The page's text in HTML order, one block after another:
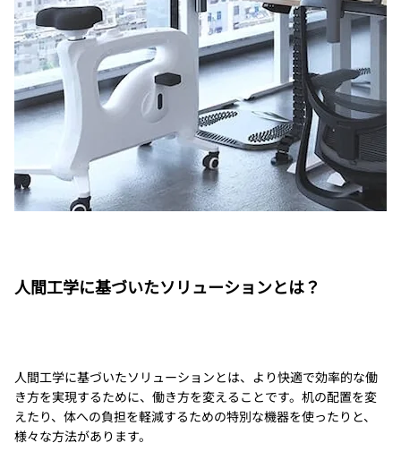
人間工学に基づいたソリューションとは？
人間工学に基づいたソリューションとは、より快適で効率的な働
き方を実現するために、働き方を変えることです。机の配置を変
えたり、体への負担を軽減するための特別な機器を使ったりと、
様々な方法があります。